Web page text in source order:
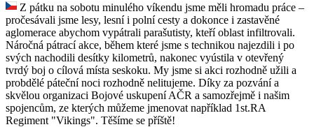
Z pátku na sobotu minulého víkendu jsme měli hromadu práce –
pročesávali jsme lesy, lesní i polní cesty a dokonce i zastavěné
aglomerace abychom vypátrali parašutisty, kteří oblast infiltrovali.
Náročná pátrací akce, během které jsme s technikou najezdili i po
svých nachodili desítky kilometrů, nakonec vyústila v otevřený
tvrdý boj o cílová místa seskoku. My jsme si akci rozhodně užili a
probdělé páteční noci rozhodně nelitujeme. Díky za pozvání a
skvělou organizaci Bojové uskupení AČR a samozřejmě i našim
spojencům, ze kterých můžeme jmenovat například 1st.RA
Regiment "Vikings". Těšíme se příště!